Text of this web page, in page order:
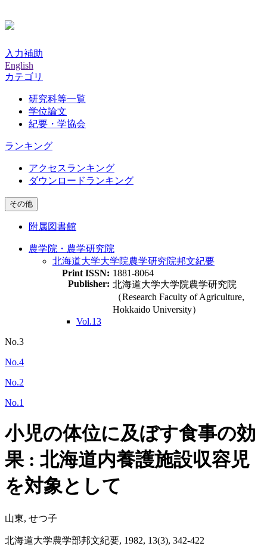
入力補助
English
カテゴリ
研究科等一覧
学位論文
紀要・学協会
ランキング
アクセスランキング
ダウンロードランキング
その他
附属図書館
農学院・農学研究院
北海道大学大学院農学研究院邦文紀要
Print ISSN: 1881-8064
Publisher: 北海道大学大学院農学研究院
（Research Faculty of Agriculture,
Hokkaido University）
Vol.13
No.3
No.4
No.2
No.1
小児の体位に及ぼす食事の効
果 : 北海道内養護施設収容児
を対象として
山東, せつ子
北海道大学農学部邦文紀要, 1982, 13(3), 342-422